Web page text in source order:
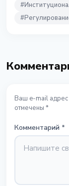
#
#
Ваш e-mail адрес
отмечены *
Комментарий *